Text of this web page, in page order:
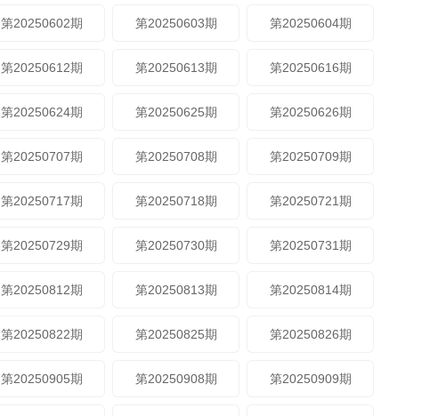
第20250602期 第20250603期 第20250604期
第20250612期 第20250613期 第20250616期
第20250624期 第20250625期 第20250626期
第20250707期 第20250708期 第20250709期
第20250717期 第20250718期 第20250721期
第20250729期 第20250730期 第20250731期
第20250812期 第20250813期 第20250814期
第20250822期 第20250825期 第20250826期
第20250905期 第20250908期 第20250909期